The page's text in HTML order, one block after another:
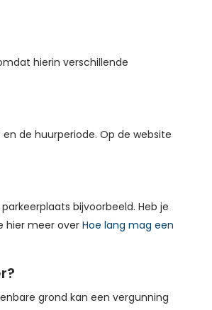
hierin verschillende
de huurperiode. Op de website
bijvoorbeeld. Heb je
hier meer over Hoe lang mag een
grond kan een vergunning